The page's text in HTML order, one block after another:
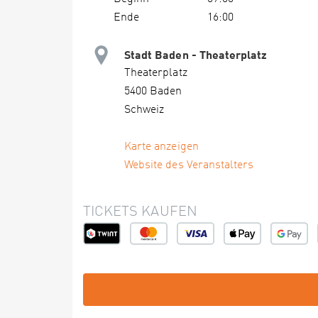
Ende
16:00
Stadt Baden - Theaterplatz
Theaterplatz
5400 Baden
Schweiz
Karte anzeigen
Website des Veranstalters
TICKETS KAUFEN